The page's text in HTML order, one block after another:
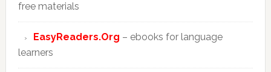
free materials
EasyReaders.Org – ebooks for language
learners